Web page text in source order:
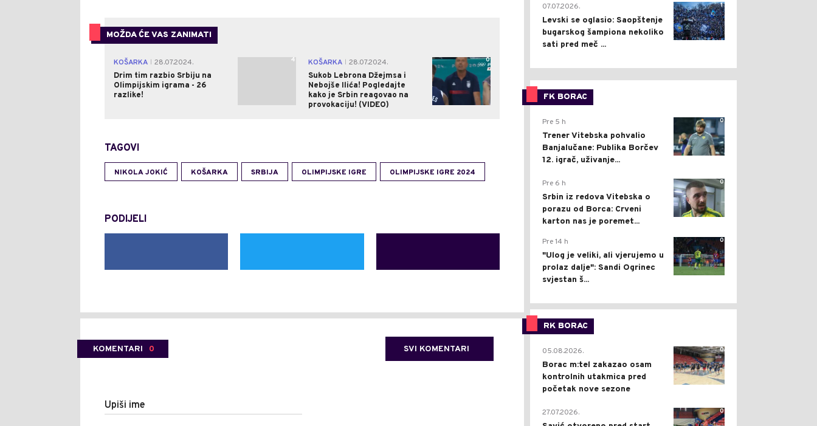
MOŽDA ĆE VAS ZANIMATI
KOŠARKA
28.07.2024.
Drim tim razbio Srbiju na
Olimpijskim igrama - 26
razlike!
4 KOŠARKA
28.07.2024.
Sukob Lebrona Džejmsa i
Nebojše Ilića! Pogledajte
kako je Srbin reagovao na
provokaciju! (VIDEO)
0
TAGOVI
NIKOLA JOKIĆ KOŠARKA SRBIJA OLIMPIJSKE IGRE OLIMPIJSKE IGRE 2024
PODIJELI
KOMENTARI 0 SVI KOMENTARI
Upiši ime
1
07.07.2026.
Levski se oglasio: Saopštenje
bugarskog šampiona nekoliko
sati pred meč ...
FK BORAC
0
Pre 5 h
Trener Vitebska pohvalio
Banjalučane: Publika Borčev
12. igrač, uživanje...
0
Pre 6 h
Srbin iz redova Vitebska o
porazu od Borca: Crveni
karton nas je poremet...
0
Pre 14 h
"Ulog je veliki, ali vjerujemo u
prolaz dalje": Sandi Ogrinec
svjestan š...
RK BORAC
0
05.08.2026.
Borac m:tel zakazao osam
kontrolnih utakmica pred
početak nove sezone
0
27.07.2026.